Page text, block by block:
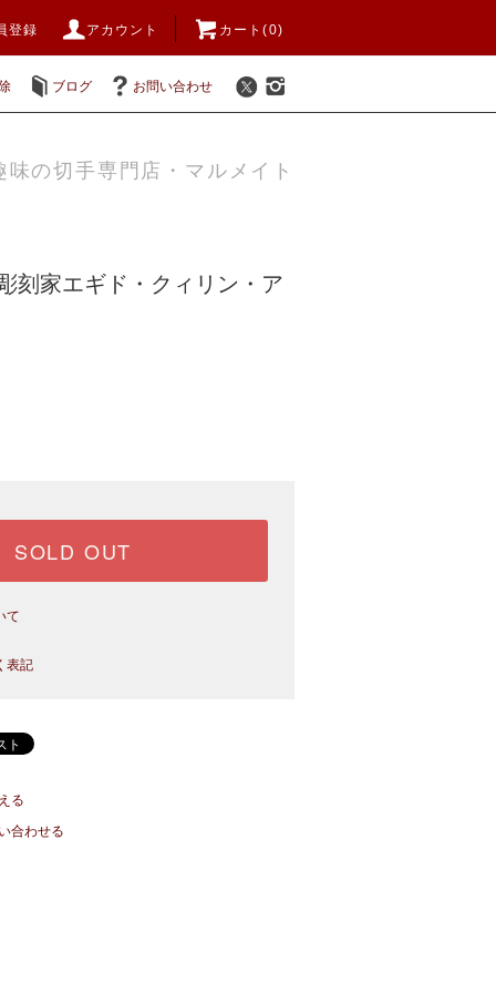
登録 アカウント カート(0)
ブログ お問い合わせ
味の切手専門店・マルメイト
刻家エギド・クィリン・ア
SOLD OUT
て
表記
る
合わせる